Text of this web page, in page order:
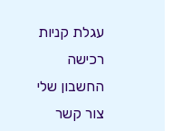
עגלת קניות
רכישה
החשבון שלי
צור קשר